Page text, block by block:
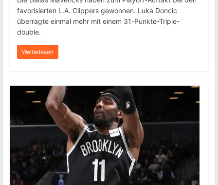
favorisierten L.A. Clippers gewonnen. Luka Doncic
überragte einmal mehr mit einem 31-Punkte-Triple-
double.
Weiterlesen